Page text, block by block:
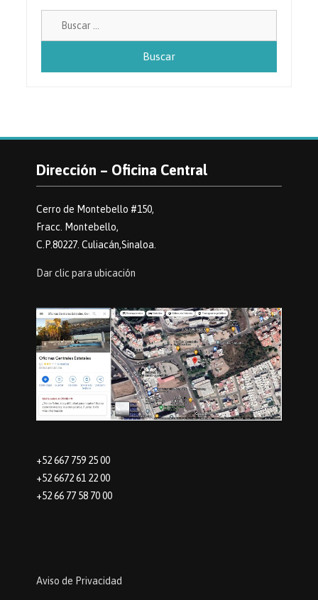
Dirección – Oficina Central
Cerro de Montebello #150,
Fracc. Montebello,
C.P.80227. Culiacán,Sinaloa.
Dar clic para ubicación
+52 667 759 25 00
+52 6672 61 22 00
+52 66 77 58 70 00
Aviso de Privacidad